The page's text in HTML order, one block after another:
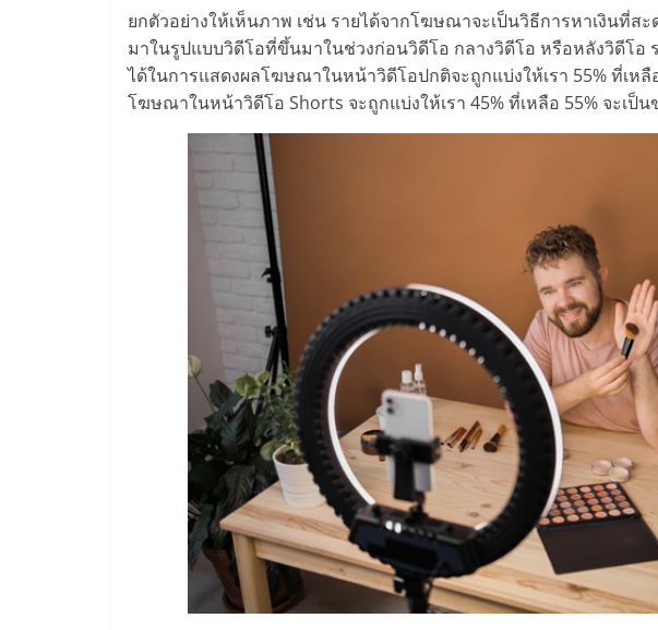
แฟ
รน
ไชส์,
ปรึกษา
ไชส์,
รวม
ยกตัวอย่างให้เห็นภาพ เช่น รายได้จากโฆษณาจะเป็นวิธีการหาเงินที่
มาในรูปแบบวิดีโอที่ขึ้นมาในช่วงก่อนวิดีโอ กลางวิดีโอ หรือหลังวิดีโ
ได้ในการแสดงผลโฆษณาในหน้าวิดีโอปกติจะถูกแบ่งให้เรา 55% ที่เหลื
โฆษณาในหน้าวิดีโอ Shorts จะถูกแบ่งให้เรา 45% ที่เหลือ 55% จะเป็น